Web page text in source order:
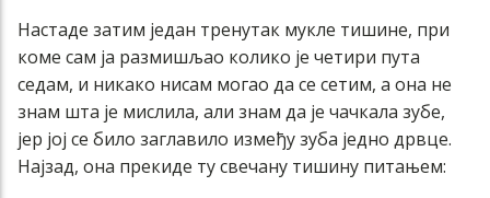
Настаде затим један тренутак мукле тишине, при
коме сам ја размишљао колико је четири пута
седам, и никако нисам могао да се сетим, а она не
знам шта је мислила, али знам да је чачкала зубе,
јер јој се било заглавило између зуба једно дрвце.
Најзад, она прекиде ту свечану тишину питањем: